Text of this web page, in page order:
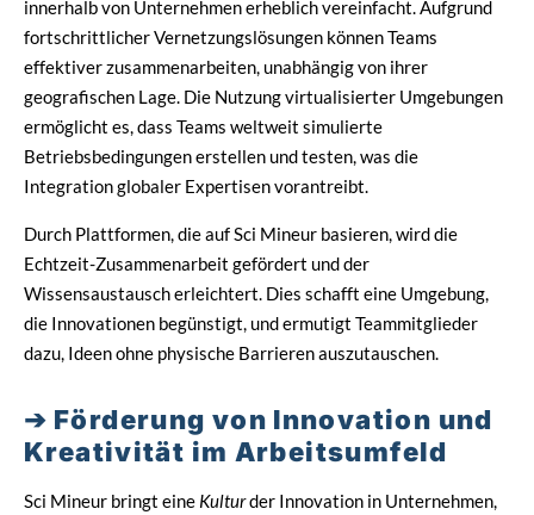
innerhalb von Unternehmen erheblich vereinfacht. Aufgrund
fortschrittlicher Vernetzungslösungen können Teams
effektiver zusammenarbeiten, unabhängig von ihrer
geografischen Lage. Die Nutzung virtualisierter Umgebungen
ermöglicht es, dass Teams weltweit simulierte
Betriebsbedingungen erstellen und testen, was die
Integration globaler Expertisen vorantreibt.
Durch Plattformen, die auf Sci Mineur basieren, wird die
Echtzeit-Zusammenarbeit gefördert und der
Wissensaustausch erleichtert. Dies schafft eine Umgebung,
die Innovationen begünstigt, und ermutigt Teammitglieder
dazu, Ideen ohne physische Barrieren auszutauschen.
Förderung von Innovation und
Kreativität im Arbeitsumfeld
Sci Mineur bringt eine Kulturder Innovation in Unternehmen,